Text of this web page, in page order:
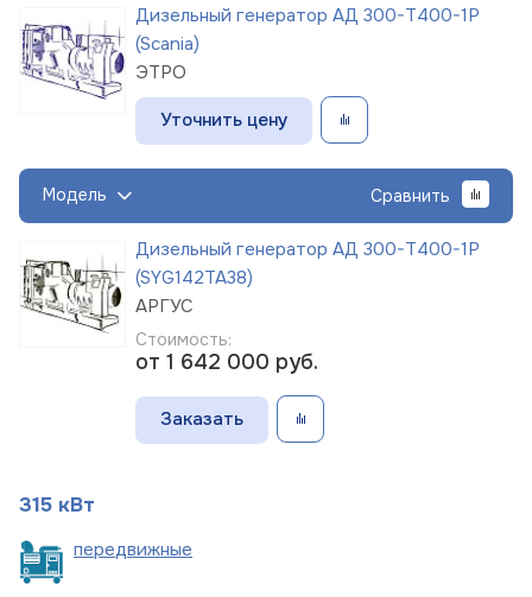
Дизельный генератор АД 300-Т400-1Р
(Scania)
ЭТРО
Уточнить цену
Модель Сравнить
Дизельный генератор АД 300-Т400-1Р
(SYG142TA38)
АРГУС
Стоимость:
от 1 642 000 руб.
Заказать
315 кВт
передвижные